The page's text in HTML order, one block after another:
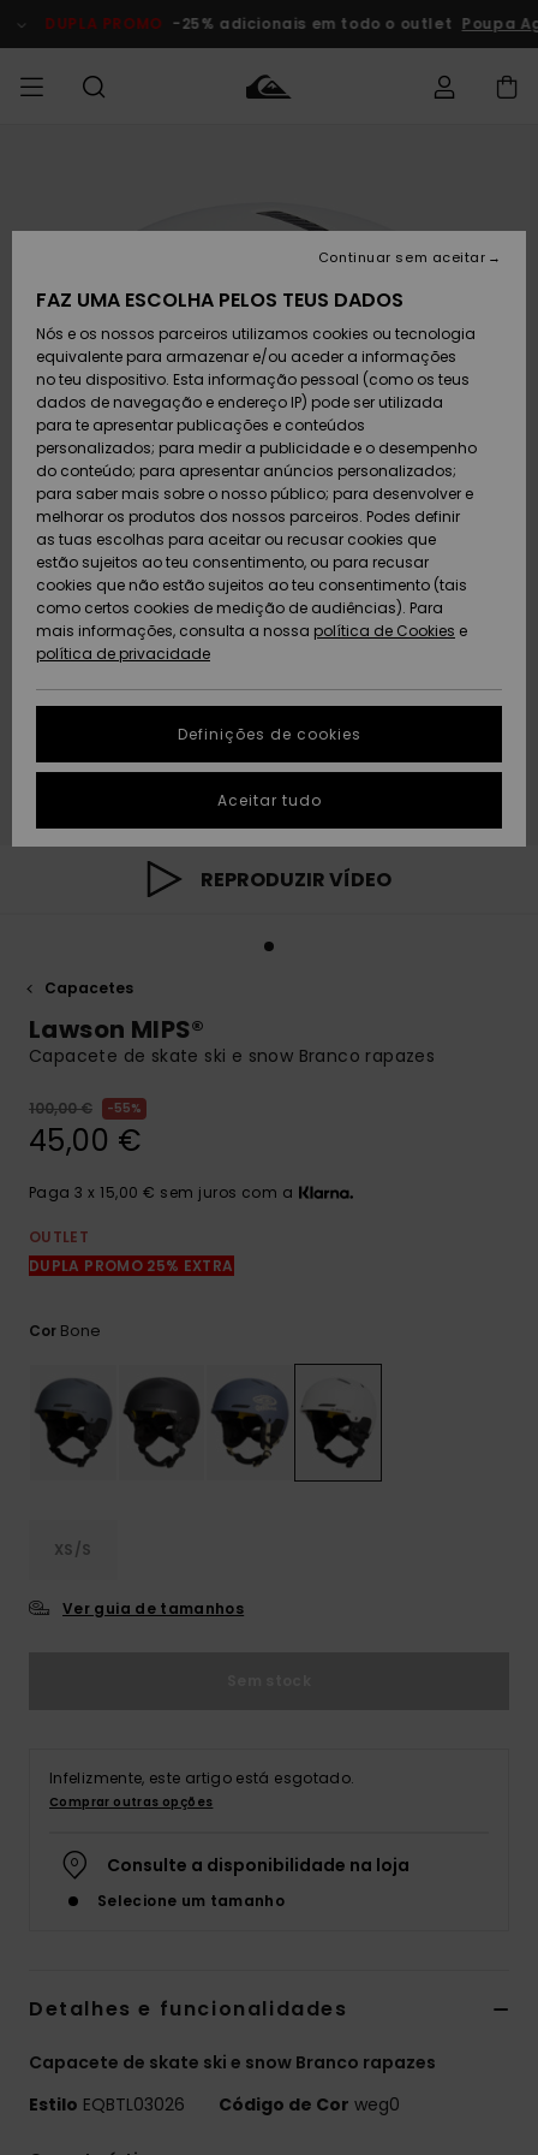
do
DUPLA PROMO -25% adicionais em todo o outlet Poupa
Calçado e
chinelos
Surfe/água
Snow
Artigos
recém-
chegados
Coleções
MENINO
Calçado e
chinelos
Surfe/água
Neve
Artigos
recém-
chegados
Highlights
MULHER
chegados
Highlights
Snow
SURF
Crianças
Highlights
Community
SNOW
Homem
Artigos
Criança
Snow Shop
Feminino
Highlights
Community
DUPLA
PROMO
Criança
Outlet
Mulher
AJUDA
Devoluções
Pagamento
Cartão
presente
Quiksilver
Freedom
Protecção de
dados
Guia de
tamanhos
conversa para
obteres a
resposta mais
rápida à tua
pergunta.
Iniciar uma
conversa
respostas
perguntas
SUSTAINABILITY
PRESENTE
REPRODUZIR VÍDEO
Capacetes
Lawson MIPS®
Capacete de skate ski e snow Branco rapazes
100,00 € 55%
45,00 €
Paga 3 x 15,00 € sem juros com a
OUTLET
DUPLA PROMO 25% EXTRA
Cor Bone
XS/S
Ver guia de tamanhos
Infelizmente, este artigo está esgotado.
Comprar outras opções
Consulte a disponibilidade na loja
Selecione um tamanho
Detalhes e funcionalidades
Capacete de skate ski e snow Branco rapazes
Estilo EQBTL03026 Código de Cor weg0
FAZ UMA ESCOLHA PELOS TEUS DADOS
Nós e os nossos parceiros utilizamos cookies ou tecnologia
equivalente para armazenar e/ou aceder a informações
no teu dispositivo. Esta informação pessoal (como os teus
dados de navegação e endereço IP) pode ser utilizada
para te apresentar publicações e conteúdos
personalizados; para medir a publicidade e o desempenho
do conteúdo; para apresentar anúncios personalizados;
para saber mais sobre o nosso público; para desenvolver e
melhorar os produtos dos nossos parceiros. Podes definir
as tuas escolhas para aceitar ou recusar cookies que
estão sujeitos ao teu consentimento, ou para recusar
cookies que não estão sujeitos ao teu consentimento (tais
como certos cookies de medição de audiências). Para
mais informações, consulta a nossa política de Cookies e
política de privacidade
Definições de cookies
Continuar sem aceitar
Aceitar tudo